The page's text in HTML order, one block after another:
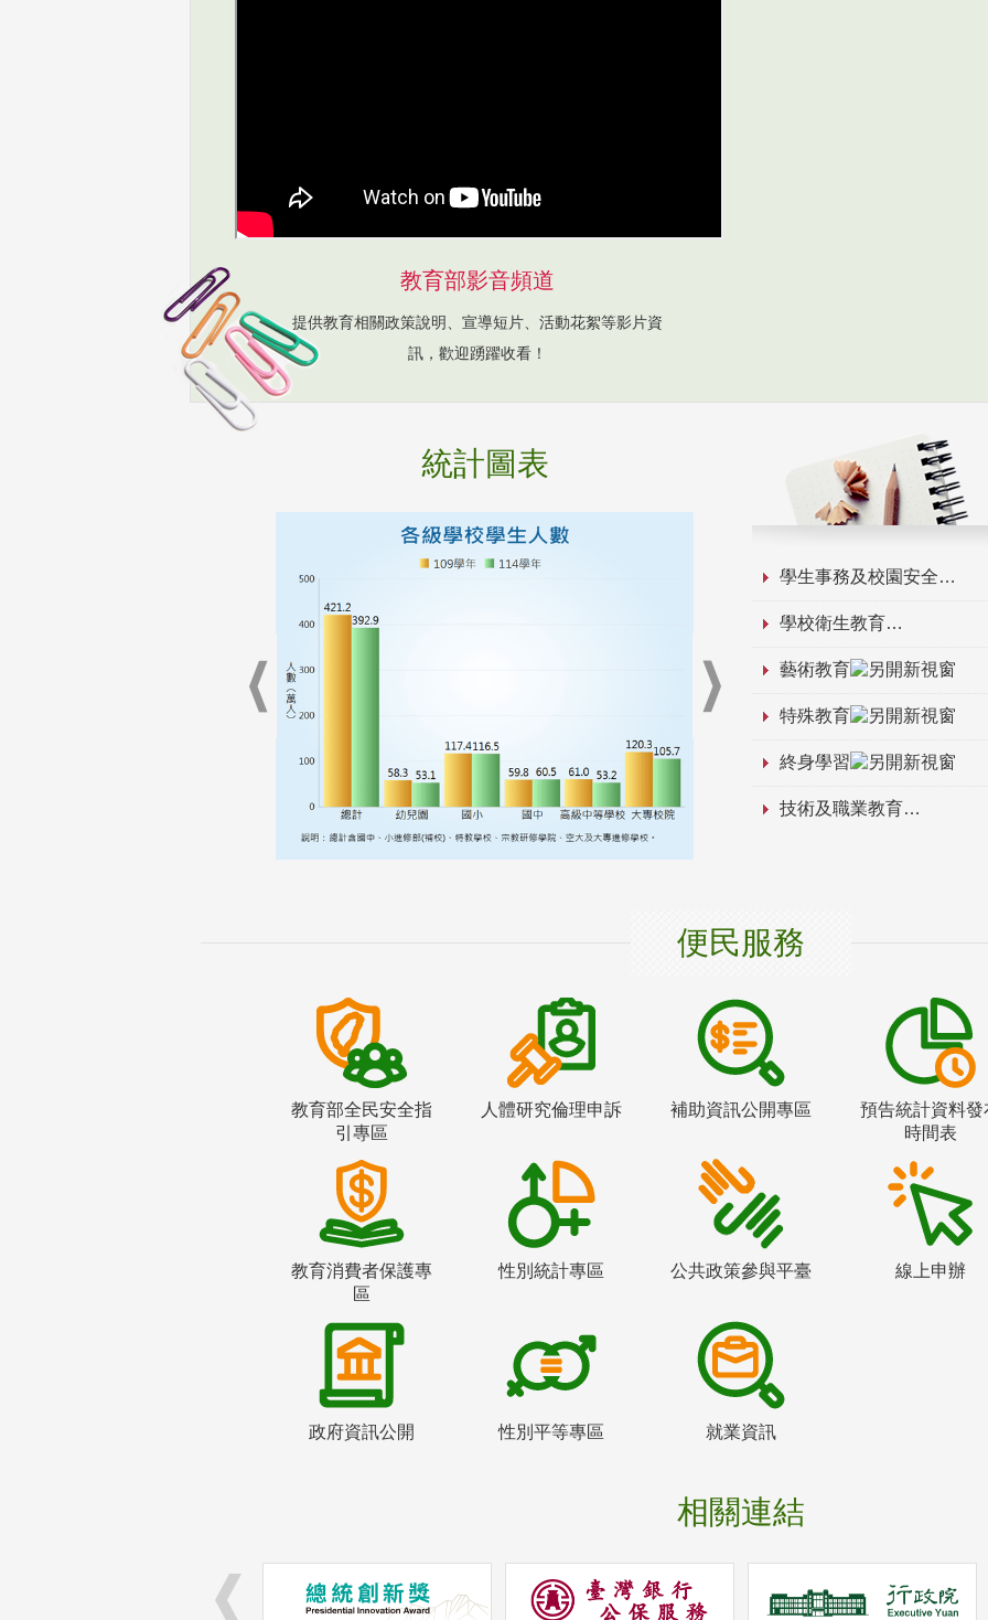
教育部影音頻道
提供教育相關政策說明、宣導短片、活動花絮等影片資
訊，歡迎踴躍收看！
統計圖表
學生事務及校園安全
學校衛生教育
藝術教育
特殊教育
終身學習
技術及職業教育
便民服務
教育部全民安全指
引專區
人體研究倫理申訴 補助資訊公開專區
預告統計資料發
時間表
教育消費者保護專
區
性別統計專區 公共政策參與平臺 線上申辦
政府資訊公開 性別平等專區 就業資訊
相關連結